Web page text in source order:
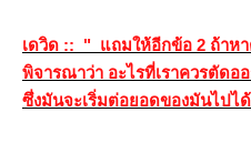
เดวิด :: " แถมให้อีกข้อ 2 ถ้าหา
พิจารณาว่า อะไรที่เราควรตัดอ
ซึ่งมันจะเริ่มต่อยอดของมันไปได้